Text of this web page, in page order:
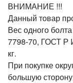
ВНИМАНИЕ !!!
Данный товар
Вес одного
7798-70, ГОСТ Р
кг.
При покупке
большую